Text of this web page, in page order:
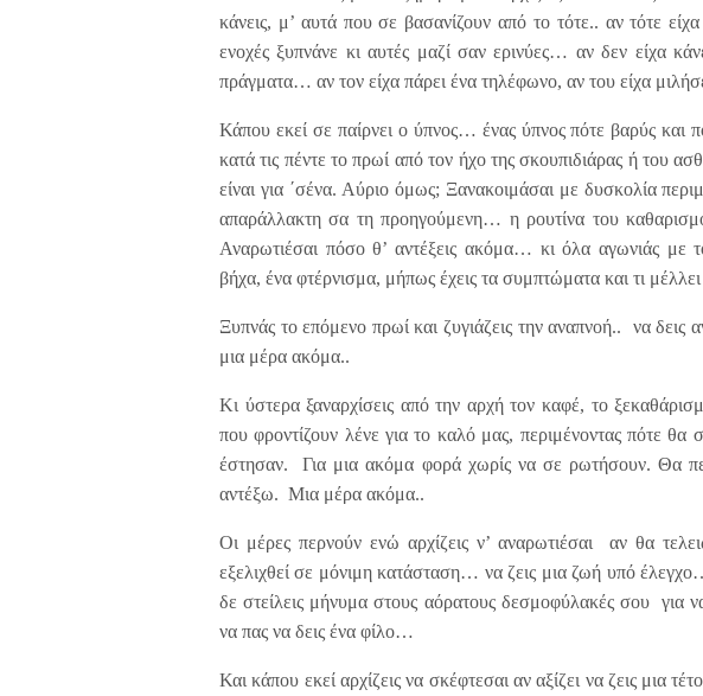
κάνεις, μ’ αυτά που σε βασανίζουν από το τότε.. αν τότε
ενοχές ξυπνάνε κι αυτές μαζί σαν ερινύες… αν δεν είχα
πράγματα… αν τον είχα πάρει ένα τηλέφωνο, αν του είχα
Κάπου εκεί σε παίρνει ο ύπνος… ένας ύπνος πότε βαρύς και
κατά τις πέντε το πρωί από τον ήχο της σκουπιδιάρας ή του
είναι για ΄σένα. Αύριο όμως; Ξανακοιμάσαι με δυσκολία
απαράλλακτη σα τη προηγούμενη… η ρουτίνα του
Αναρωτιέσαι πόσο θ’ αντέξεις ακόμα… κι όλα αγωνιάς με
βήχα, ένα φτέρνισμα, μήπως έχεις τα συμπτώματα και τι
Ξυπνάς το επόμενο πρωί και ζυγιάζεις την αναπνοή.. να δεις
μια μέρα ακόμα..
Κι ύστερα ξαναρχίσεις από την αρχή τον καφέ, το
που φροντίζουν λένε για το καλό μας, περιμένοντας πότε
έστησαν. Για μια ακόμα φορά χωρίς να σε ρωτήσουν. Θα
αντέξω. Μια μέρα ακόμα..
Οι μέρες περνούν ενώ αρχίζεις ν’ αναρωτιέσαι αν θα
εξελιχθεί σε μόνιμη κατάσταση… να ζεις μια ζωή υπό
δε στείλεις μήνυμα στους αόρατους δεσμοφύλακές σου για
να πας να δεις ένα φίλο…
Και κάπου εκεί αρχίζεις να σκέφτεσαι αν αξίζει να ζεις μια